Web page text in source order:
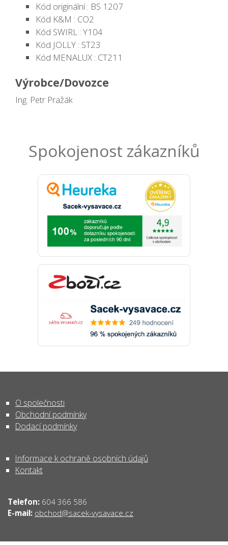
Kód originální : BS 1207
Kód K&M : CO2
Kód SWIRL : Y104
Kód JOLLY : ST23
Kód MENALUX : CT211
Výrobce/Dovozce
Ing. Petr Pražák
Spokojenost zákazníků
O společnosti
Obchodní podmínky
Dodací podmínky
Informace k ochraně osobních údajů
Kontakt
Telefon: 604 366 586
E-mail: obchod@sacek-vysavace.cz